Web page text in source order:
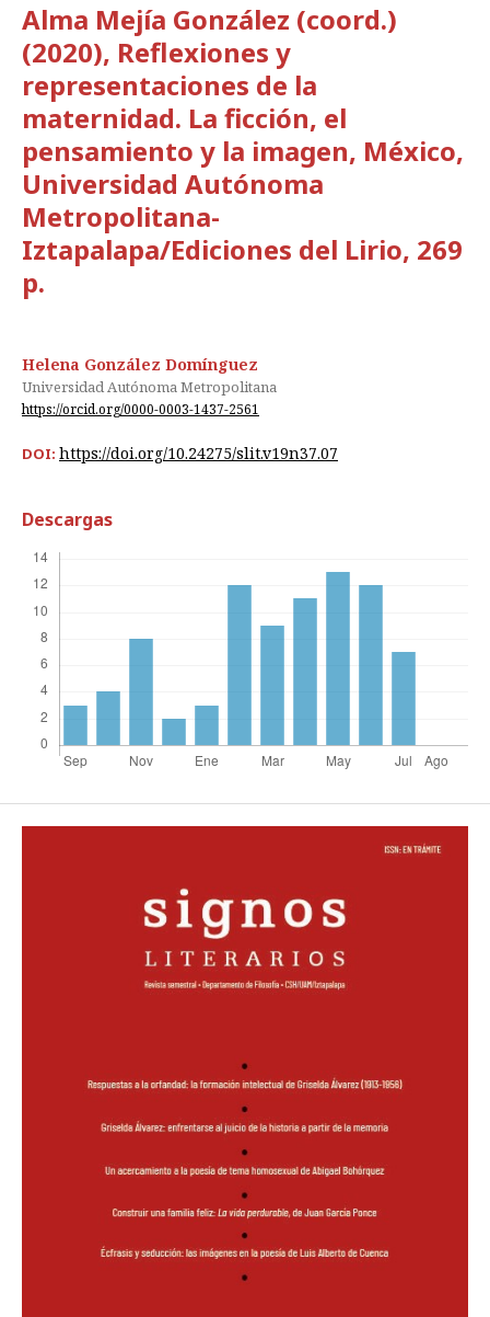
Alma Mejía González (coord.)
(2020), Reflexiones y
representaciones de la
maternidad. La ficción, el
pensamiento y la imagen, México,
Universidad Autónoma
Metropolitana-
Iztapalapa/Ediciones del Lirio, 269
p.
Helena González Domínguez
Universidad Autónoma Metropolitana
https://orcid.org/0000-0003-1437-2561
DOI: https://doi.org/10.24275/slit.v19n37.07
Descargas